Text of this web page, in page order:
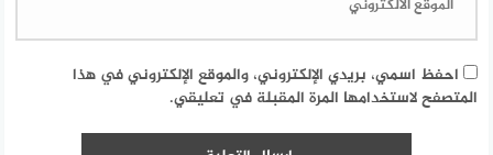
احفظ اسمي، بريدي الإلكتروني، والموقع الإلكتروني في هذا
المتصفح لاستخدامها المرة المقبلة في تعليقي.